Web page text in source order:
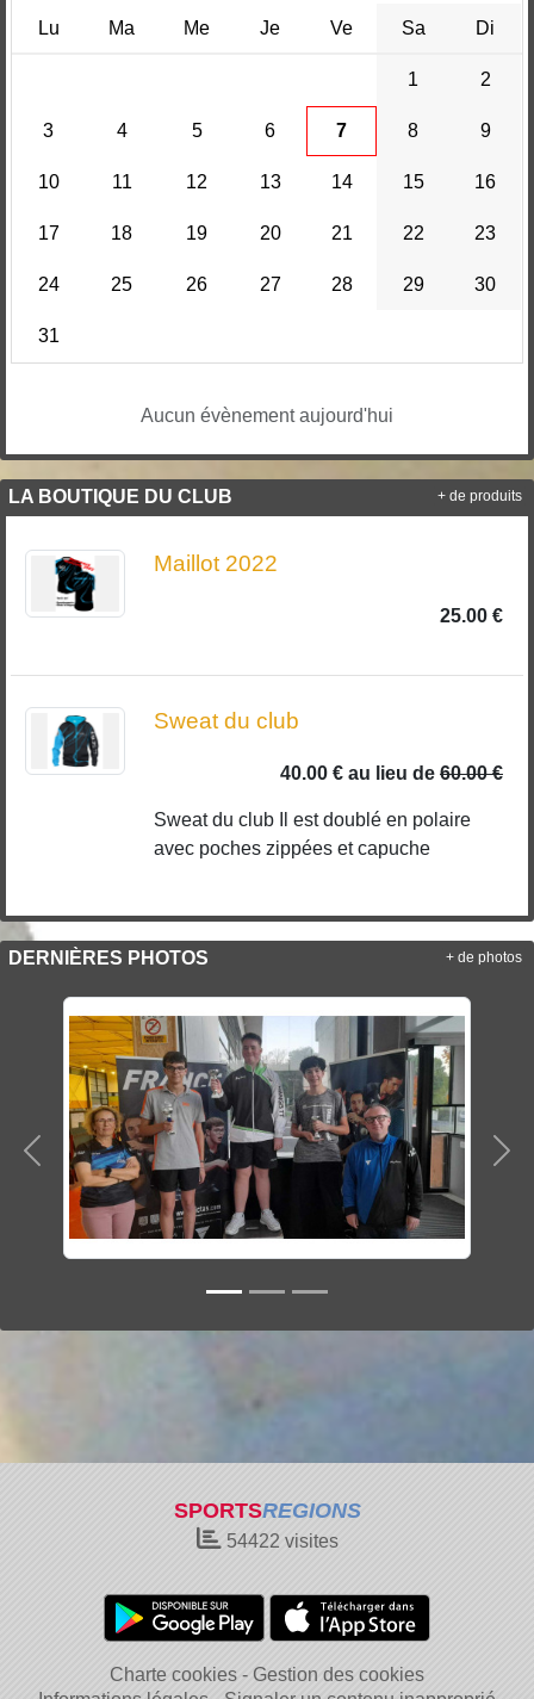
Lu Ma Me Je Ve Sa Di
1 2
3 4 5 6 7 8 9
10 11 12 13 14 15 16
17 18 19 20 21 22 23
24 25 26 27 28 29 30
31
Aucun évènement aujourd'hui
LA BOUTIQUE DU CLUB
Maillot 2022
25.00 €
Sweat du club
40.00 € au lieu de 60.00 €
Sweat du club Il est doublé en polaire
avec poches zippées et capuche
+ de produits
DERNIÈRES PHOTOS
Précedent
+ de photos
SPORTSREGIONS
54422 visites
Charte cookies
Gestion des cookies